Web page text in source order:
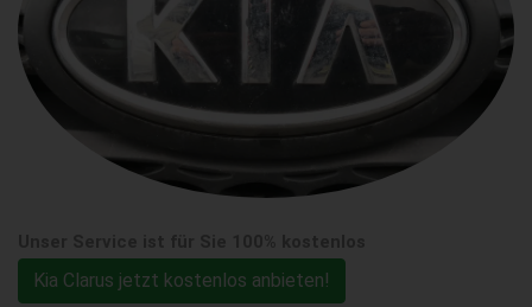
Kia Clarus jetzt kostenlos anbieten!